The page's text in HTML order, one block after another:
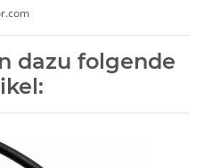
dazu folgende